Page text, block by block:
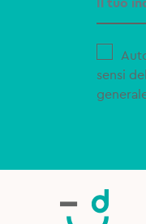
sensi